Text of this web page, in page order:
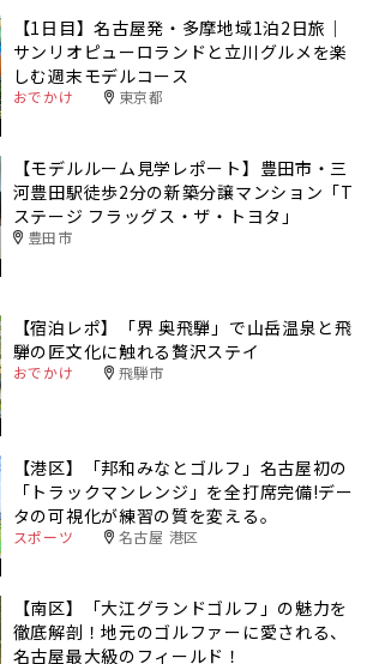
【1日目】名古屋発・多摩地域1泊2日旅｜
サンリオピューロランドと立川グルメを楽
しむ週末モデルコース
おでかけ 東京都
【モデルルーム見学レポート】豊田市・三
河豊田駅徒歩2分の新築分譲マンション「T
ステージ フラッグス・ザ・トヨタ」
豊田市
【宿泊レポ】「界 奥飛騨」で山岳温泉と飛
騨の匠文化に触れる贅沢ステイ
おでかけ 飛騨市
【港区】「邦和みなとゴルフ」名古屋初の
「トラックマンレンジ」を全打席完備!デー
タの可視化が練習の質を変える。
スポーツ 名古屋 港区
【南区】「大江グランドゴルフ」の魅力を
徹底解剖！地元のゴルファーに愛される、
名古屋最大級のフィールド！